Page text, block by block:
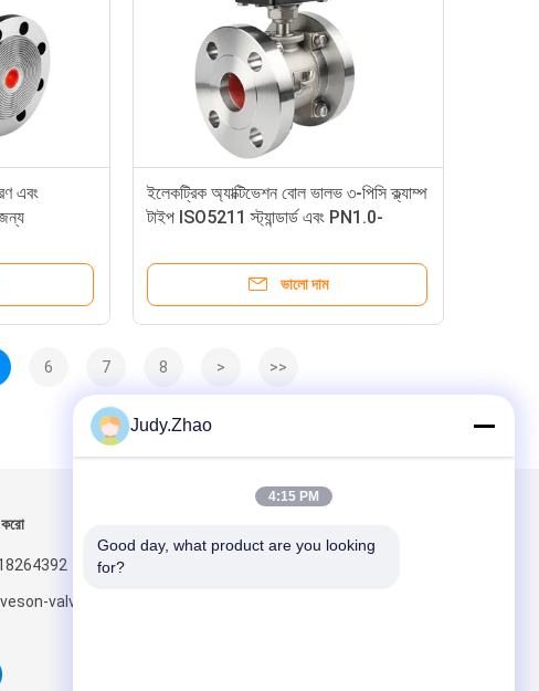
এবং
ইলেকট্রিক অ্যাক্টিভেশন বোল ভালভ ৩-পিসি ক্ল্যাম্প
টাইপ ISO5211 স্ট্যান্ডার্ড এবং PN1.0-
ভালো দাম
6 7 8 > >>
valve.com
Judy.Zhao
4:15 PM
Good day, what product are you looking
for?